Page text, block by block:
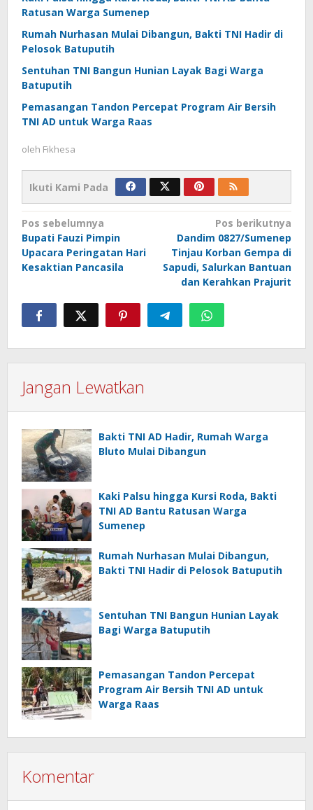
Ratusan Warga Sumenep
Rumah Nurhasan Mulai Dibangun, Bakti TNI Hadir di
Pelosok Batuputih
Sentuhan TNI Bangun Hunian Layak Bagi Warga
Batuputih
Pemasangan Tandon Percepat Program Air Bersih
TNI AD untuk Warga Raas
oleh Fikhesa
Ikuti Kami Pada
Navigasi
pos
Pos sebelumnya
Bupati Fauzi Pimpin
Upacara Peringatan Hari
Kesaktian Pancasila
Pos berikutnya
Dandim 0827/Sumenep
Tinjau Korban Gempa di
Sapudi, Salurkan Bantuan
dan Kerahkan Prajurit
Jangan Lewatkan
Bakti TNI AD Hadir, Rumah Warga
Bluto Mulai Dibangun
Kaki Palsu hingga Kursi Roda, Bakti
TNI AD Bantu Ratusan Warga
Sumenep
Rumah Nurhasan Mulai Dibangun,
Bakti TNI Hadir di Pelosok Batuputih
Sentuhan TNI Bangun Hunian Layak
Bagi Warga Batuputih
Pemasangan Tandon Percepat
Program Air Bersih TNI AD untuk
Warga Raas
Komentar